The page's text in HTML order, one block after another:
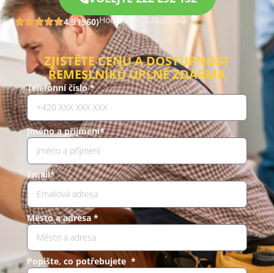
4.9 (960)Hodnocení zákazníků
ZJISTĚTE CENU A DOSTUPNOST
ŘEMESLNÍKŮ ÚPLNĚ ZDARMA
Telefonní číslo *
Jméno a příjmení*
Email*
Město a adresa *
Popište, co potřebujete *